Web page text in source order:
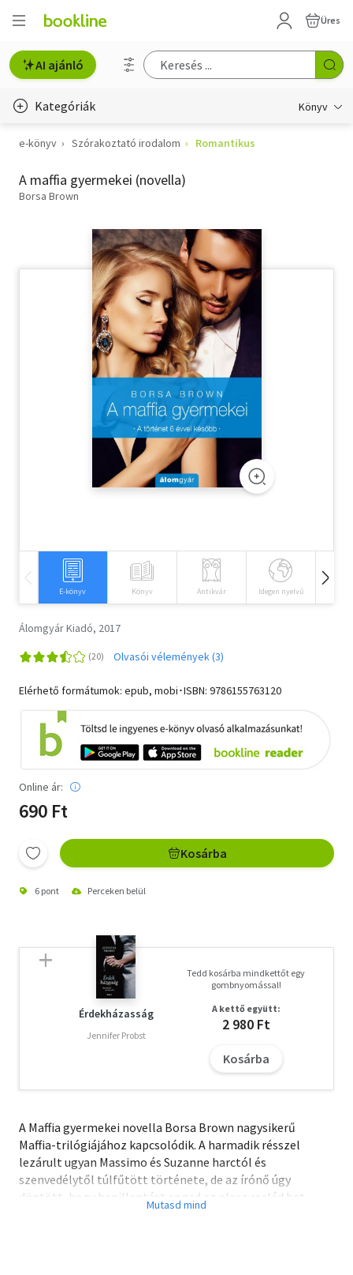
Üres
AI ajánló
Kategóriák Könyv
Életmód, egészség
Erotika
Hobbi, szabadidő
Szótár, nyelvkönyv
Tankönyv, segédkönyv
Társadalomtudomány
Természettudomány
Vallás
e-könyv Szórakoztató irodalom Romantikus
A maffia gyermekei (novella)
Borsa Brown
E-könyv Könyv Antikvár Idegen nyelvű
Álomgyár Kiadó, 2017
Olvasói vélemények (3)
Elérhető formátumok: epub, mobi･ISBN: 9786155763120
Online ár:
690 Ft
Kosárba
6 pont Perceken belül
Érdekházasság
Jennifer Probst
Tedd kosárba mindkettőt egy
gombnyomással!
A kettő együtt:
2 980 Ft
Kosárba
A Maffia gyermekei novella Borsa Brown nagysikerű
Maffia-trilógiájához kapcsolódik. A harmadik résszel
lezárult ugyan Massimo és Suzanne harctól és
szenvedélytől túlfűtött története, de az írónő úgy
döntött, hogy bepillantást enged az olasz család hat
évvel későbbi életébe, mely azóta gyermekekkel is